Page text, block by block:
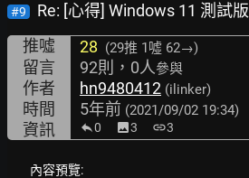
#9
Re: [心得] Windows 11 測試版
推噓
28 (29推 1噓 62→)
留言 92則，0人參與
作者 hn9480412 (ilinker)
時間 5年前 (2021/09/02 19:34)
資訊 0 image3 link3
內容預覽: